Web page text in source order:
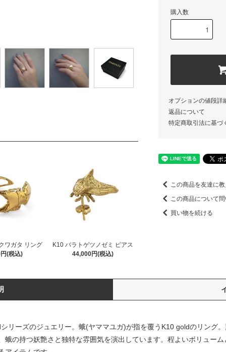
ワガタ リング
(税込)
K10 バラトゲツノゼミ ピアス
44,000円(税込)
購入数
オプションの値段詳
返品について
特定商取引法に基づ
この商品を友達に
この商品について
買い物を続ける
リーズのジュエリー。蛾(ヤママユガ)が指を覆うK10 goldのリング
蛾の持つ妖艶さと独特な雰囲気を演出しています。程よいボリュー